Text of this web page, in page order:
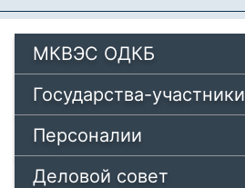
МКВЭС ОДКБ
Государства-участники
Персоналии
Деловой совет